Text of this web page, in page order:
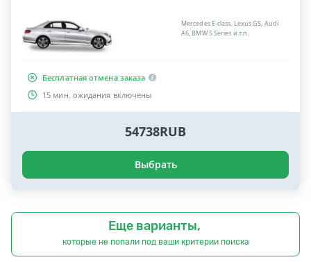
Mercedes E-class, Lexus GS, Audi
A6, BMW 5 Series и т.п.
Бесплатная отмена заказа
15 мин. ожидания включены
54738RUB
Выбрать
Еще варианты,
которые не попали под ваши критерии поиска